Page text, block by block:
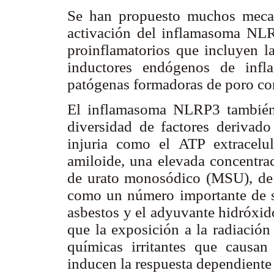
Se han propuesto muchos
activación del inflamasoma
proinflamatorios que incluyen
inductores endógenos de
patógenas formadoras de poro
El inflamasoma NLRP3
diversidad de factores
injuria como el ATP
amiloide, una elevada
de urato monosódico (MSU),
como un número importante de
asbestos y el adyuvante
que la exposición a la
químicas irritantes que
inducen la respuesta